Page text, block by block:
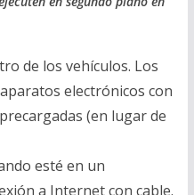
de los vehículos. Los
electrónicos con
(en lugar de
esté en un
a Internet con cable.